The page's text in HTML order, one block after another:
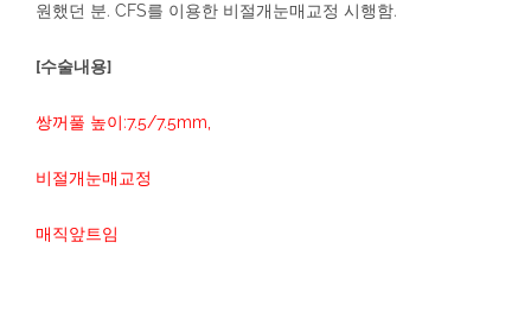
원했던 분. CFS를 이용한 비절개눈매교정 시행함.
[수술내용]
쌍꺼풀 높이:7.5/7.5mm,
비절개눈매교정
매직앞트임